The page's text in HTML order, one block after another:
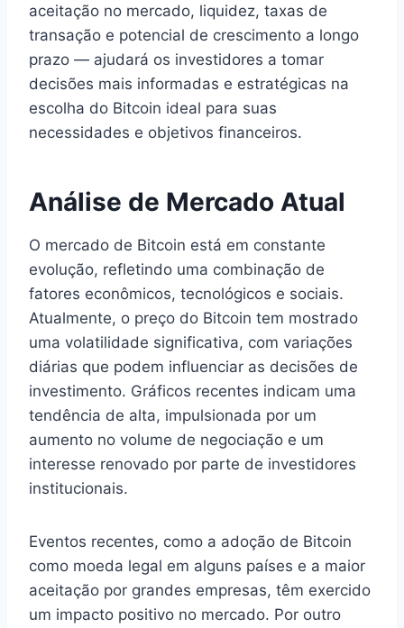
aceitação no mercado, liquidez, taxas de
transação e potencial de crescimento a longo
prazo — ajudará os investidores a tomar
decisões mais informadas e estratégicas na
escolha do Bitcoin ideal para suas
necessidades e objetivos financeiros.
Análise de Mercado Atual
O mercado de Bitcoin está em constante
evolução, refletindo uma combinação de
fatores econômicos, tecnológicos e sociais.
Atualmente, o preço do Bitcoin tem mostrado
uma volatilidade significativa, com variações
diárias que podem influenciar as decisões de
investimento. Gráficos recentes indicam uma
tendência de alta, impulsionada por um
aumento no volume de negociação e um
interesse renovado por parte de investidores
institucionais.
Eventos recentes, como a adoção de Bitcoin
como moeda legal em alguns países e a maior
aceitação por grandes empresas, têm exercido
um impacto positivo no mercado. Por outro